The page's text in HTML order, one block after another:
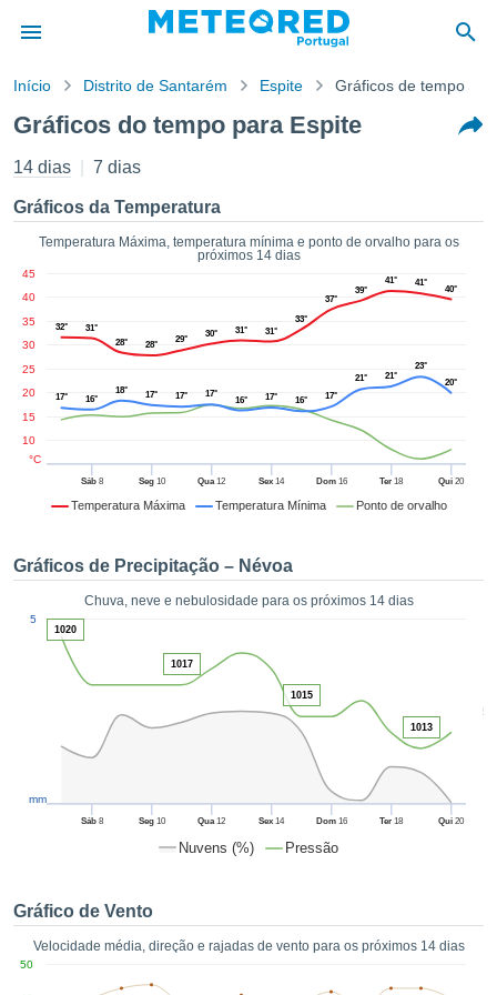
da
foi
por
para
que as
a este
das
e
forma
digital
fornecer-
o
no
como
ACEITAR
CONTINUAR
CONFIGURAÇÕES
Início Distrito de Santarém Espite Gráficos de tempo
Gráficos do tempo para Espite
14 dias 7 dias
Gráficos da Temperatura
Temperatura Máxima, temperatura mínima e ponto de orvalho para os
próximos 14 dias
Temperatura Máxima Temperatura Mínima Ponto de orvalho
Sáb8 Seg10 Qua12 Sex 14 Dom16 Ter 18 Qui 20
10
15
20
25
30
35
40
45
°C
32°
31°
28°
28°
29°
30° 31° 31°
33°
37°
39°
41° 41°
40°
17° 16°
18° 17° 17° 17°
16° 17° 16° 17°
21° 21°
23°
20°
Gráficos de Precipitação – Névoa
Chuva, neve e nebulosidade para os próximos 14 dias
Nuvens (%) Pressão
50
Sáb8 Seg10 Qua12 Sex 14 Dom16 Ter 18 Qui 20
5
mm
1020
1017
1015
1013
Gráfico de Vento
Velocidade média, direção e rajadas de vento para os próximos 14 dias
50